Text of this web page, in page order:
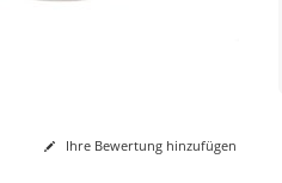
Ihre Bewertung hinzufügen